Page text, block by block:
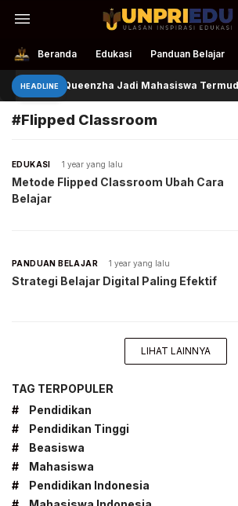
UnpriEdu
Ulasan Inspirasi Edukasi
Beranda Edukasi Panduan Belajar
HEADLINEQueenzha Jadi Mahasiswa Termuda
#Flipped Classroom
EDUKASI 1 year yang lalu
Metode Flipped Classroom Ubah Cara
Belajar
PANDUAN BELAJAR 1 year yang lalu
Strategi Belajar Digital Paling Efektif
LIHAT LAINNYA
TAG TERPOPULER
#
Pendidikan
#
Pendidikan Tinggi
#
Beasiswa
#
Mahasiswa
#
Pendidikan Indonesia